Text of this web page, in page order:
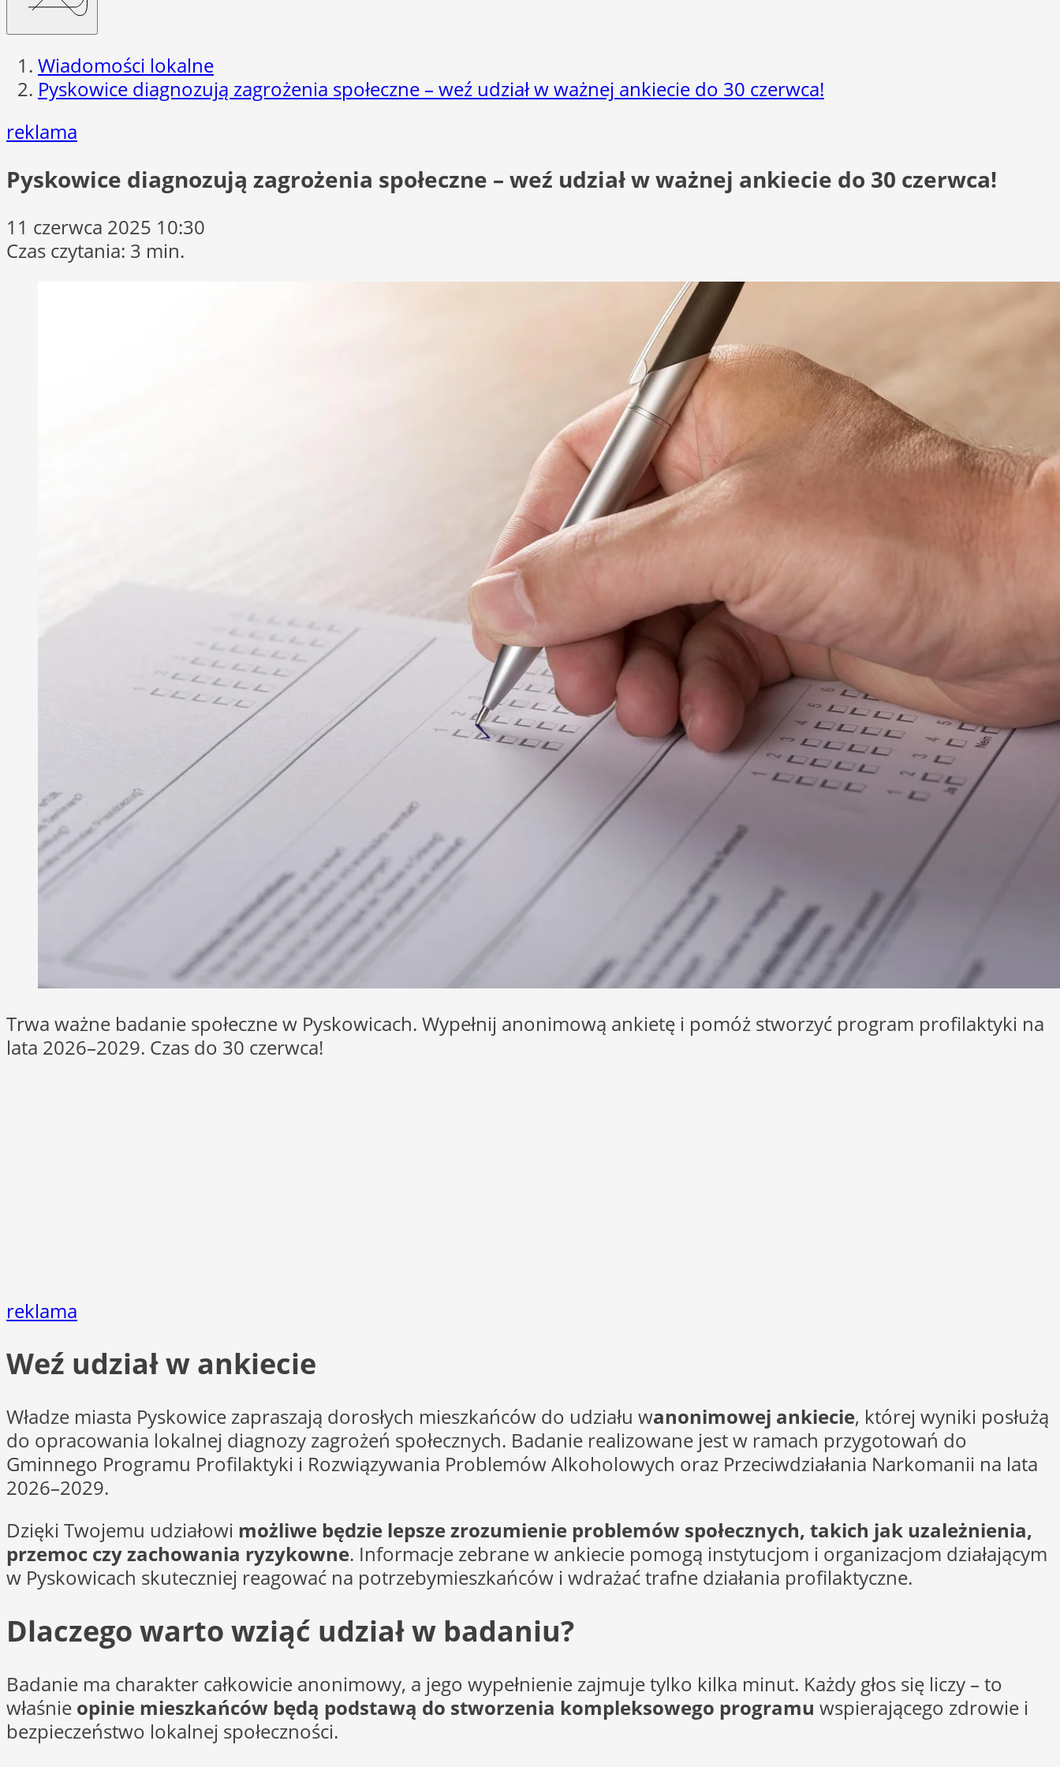
Wiadomości lokalne
Pyskowice diagnozują zagrożenia społeczne – weź udział w ważnej ankiecie do 30 czerwca!
reklama
Pyskowice diagnozują zagrożenia społeczne – weź udział w ważnej ankiecie do 30 czerwca!
11 czerwca 2025 10:30
Czas czytania: 3 min.
Trwa ważne badanie społeczne w Pyskowicach. Wypełnij anonimową ankietę i pomóż stworzyć program profilaktyki na
lata 2026–2029. Czas do 30 czerwca!
reklama
Weź udział w ankiecie
Władze miasta Pyskowice zapraszają dorosłych mieszkańców do udziału wanonimowej ankiecie, której wyniki posłużą
do opracowania lokalnej diagnozy zagrożeń społecznych. Badanie realizowane jest w ramach przygotowań do
Gminnego Programu Profilaktyki i Rozwiązywania Problemów Alkoholowych oraz Przeciwdziałania Narkomanii na lata
2026–2029.
Dzięki Twojemu udziałowi możliwe będzie lepsze zrozumienie problemów społecznych, takich jak uzależnienia,
przemoc czy zachowania ryzykowne. Informacje zebrane w ankiecie pomogą instytucjom i organizacjom działającym
w Pyskowicach skuteczniej reagować na potrzebymieszkańców i wdrażać trafne działania profilaktyczne.
Dlaczego warto wziąć udział w badaniu?
Badanie ma charakter całkowicie anonimowy, a jego wypełnienie zajmuje tylko kilka minut. Każdy głos się liczy – to
właśnie opinie mieszkańców będą podstawą do stworzenia kompleksowego programu wspierającego zdrowie i
bezpieczeństwo lokalnej społeczności.